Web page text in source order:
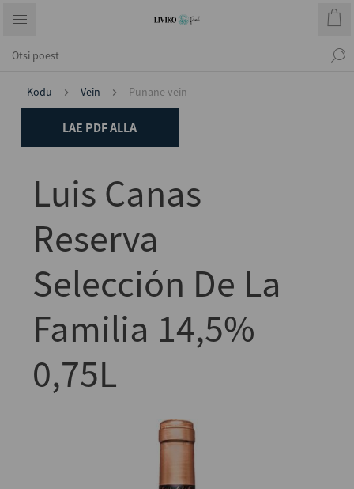
Kodu Vein Punane vein
LAE PDF ALLA
Luis Canas
Reserva
Selección De La
Familia 14,5%
0,75L